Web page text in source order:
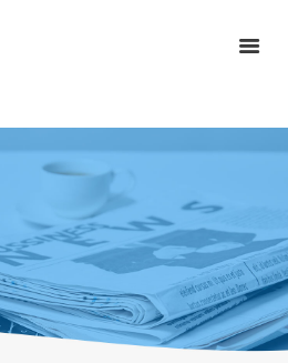
Guadeloupe